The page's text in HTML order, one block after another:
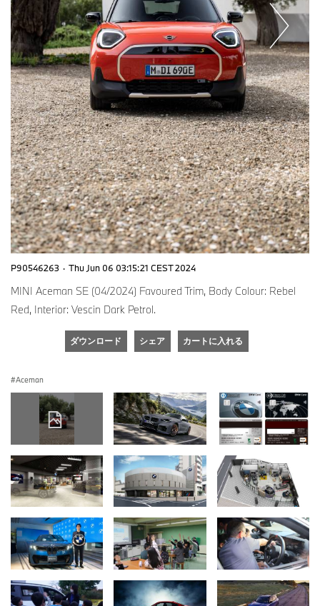
P90546263 · Thu Jun 06 03:15:21 CEST 2024
MINI Aceman SE (04/2024) Favoured Trim, Body Colour: Rebel
Red, Interior: Vescin Dark Petrol.
ダウンロード シェア カートに入れる
Aceman